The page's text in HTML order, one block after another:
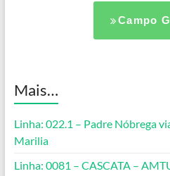
Campo
Mais…
Linha: 022.1 – Padre Nóbrega
Marilia
Linha: 0081 – CASCATA –